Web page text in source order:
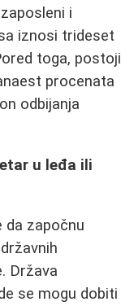
i
iznosi trideset
toga, postoji
procenata
odbijanja
u leđa ili
da započnu
Država
se mogu dobiti